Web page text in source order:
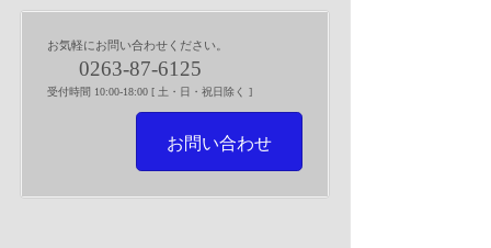
お気軽にお問い合わせください。
0263-87-6125
受付時間 10:00-18:00 [ 土・日・祝日除く ]
お問い合わせ